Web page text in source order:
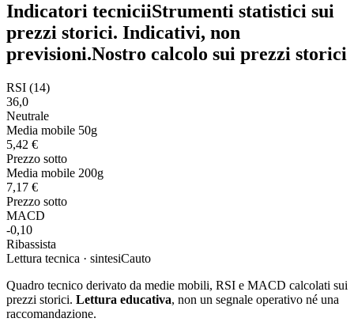
Indicatori tecniciiStrumenti statistici sui
prezzi storici. Indicativi, non
previsioni.Nostro calcolo sui prezzi storici
RSI (14)
36,0
Neutrale
Media mobile 50g
5,42 €
Prezzo sotto
Media mobile 200g
7,17 €
Prezzo sotto
MACD
-0,10
Ribassista
Lettura tecnica · sintesiCauto
Quadro tecnico derivato da medie mobili, RSI e MACD calcolati sui
prezzi storici. Lettura educativa, non un segnale operativo né una
raccomandazione.